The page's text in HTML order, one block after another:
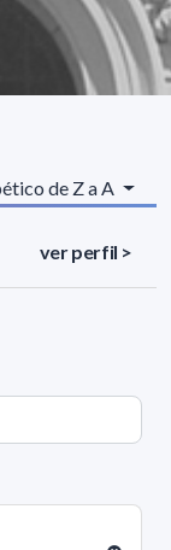
de Z a A
ver perfil >